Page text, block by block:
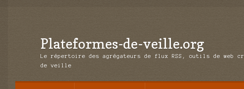
Aller
à
Aller
au
Plateformes-de-veille.org
Le répertoire des agrégateurs de flux RSS, outils de web
de veille